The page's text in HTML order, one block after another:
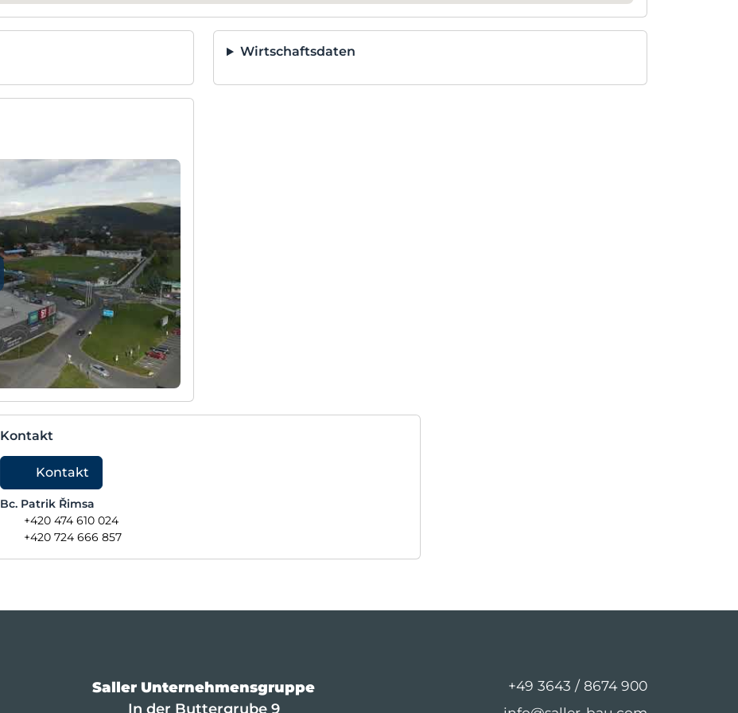
Wirtschaftsdaten
Kontakt
Kontakt
Bc. Patrik Řimsa
+420 474 610 024
+420 724 666 857
Saller Unternehmensgruppe
In der Buttergrube 9
+49 3643 / 8674 900